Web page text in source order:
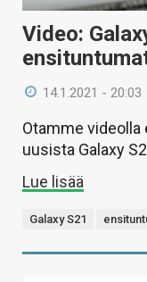
Video:
14.1.2021 - 20:03
Otamme
uusista Galaxy
Lue lisää
Galaxy S21